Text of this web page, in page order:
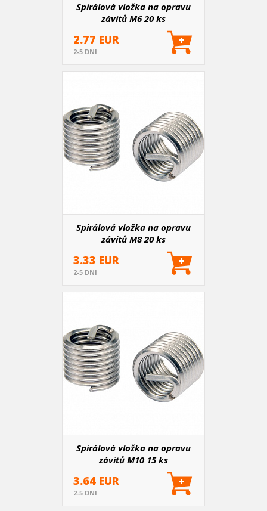
Spirálová vložka na opravu
závitů M6 20 ks
2.77 EUR
2-5 DNI
Spirálová vložka na opravu
závitů M8 20 ks
3.33 EUR
2-5 DNI
Spirálová vložka na opravu
závitů M10 15 ks
3.64 EUR
2-5 DNI